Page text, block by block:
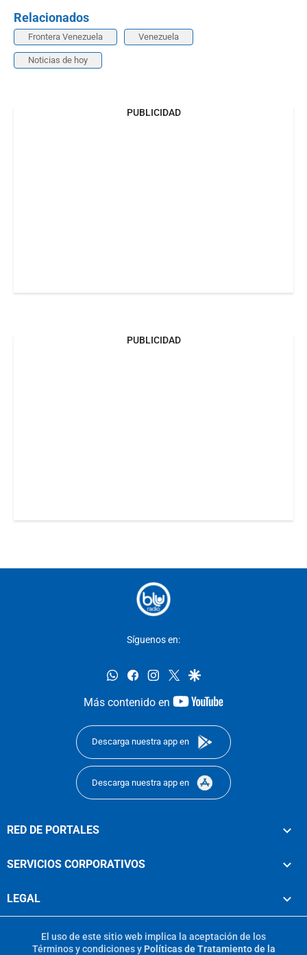
Relacionados
Frontera Venezuela Venezuela
Noticias de hoy
PUBLICIDAD
PUBLICIDAD
Síguenos en:
whatsappfacebookinstagram
twittergoogle
Más contenido en
youtube-
Descarga nuestra app en
Descarga nuestra app en
RED DE PORTALES
SERVICIOS CORPORATIVOS
LEGAL
El uso de este sitio web implica la aceptación de los
Términos y condicionesy Políticas de Tratamiento de la